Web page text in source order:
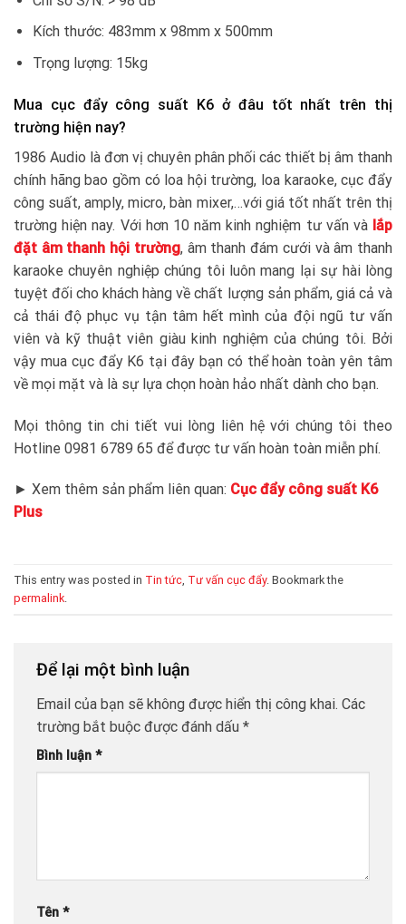
Kích thước: 483mm x 98mm x 500mm
Trọng lượng: 15kg
Mua cục đẩy công suất K6 ở đâu tốt nhất trên thị
trường hiện nay?
1986 Audio là đơn vị chuyên phân phối các thiết bị âm thanh
chính hãng bao gồm có loa hội trường, loa karaoke, cục đẩy
công suất, amply, micro, bàn mixer,…với giá tốt nhất trên thị
trường hiện nay. Với hơn 10 năm kinh nghiệm tư vấn và lắp
đặt âm thanh hội trường, âm thanh đám cưới và âm thanh
karaoke chuyên nghiệp chúng tôi luôn mang lại sự hài lòng
tuyệt đối cho khách hàng về chất lượng sản phẩm, giá cả và
cả thái độ phục vụ tận tâm hết mình của đội ngũ tư vấn
viên và kỹ thuật viên giàu kinh nghiệm của chúng tôi. Bởi
vậy mua cục đẩy K6 tại đây bạn có thể hoàn toàn yên tâm
về mọi mặt và là sự lựa chọn hoàn hảo nhất dành cho bạn.
Mọi thông tin chi tiết vui lòng liên hệ với chúng tôi theo
Hotline 0981 6789 65 để được tư vấn hoàn toàn miễn phí.
► Xem thêm sản phẩm liên quan: Cục đẩy công suất K6
Plus
This entry was posted in Tin tức Tư vấn cục đẩy. Bookmark the
permalink
Để lại một bình luận
Email của bạn sẽ không được hiển thị công khai. Các
trường bắt buộc được đánh dấu *
Bình luận *
Tên *